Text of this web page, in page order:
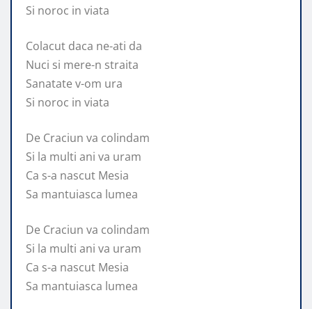
Si noroc in viata
Colacut daca ne-ati da
Nuci si mere-n straita
Sanatate v-om ura
Si noroc in viata
De Craciun va colindam
Si la multi ani va uram
Ca s-a nascut Mesia
Sa mantuiasca lumea
De Craciun va colindam
Si la multi ani va uram
Ca s-a nascut Mesia
Sa mantuiasca lumea